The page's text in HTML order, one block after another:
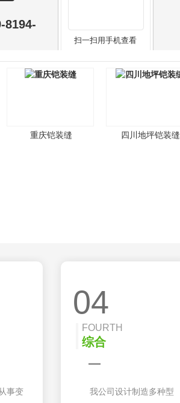
8194-
扫一扫用手机查看
重庆铠装缝 四川地坪铠装缝
事变
04
FOURTH
综合
我公司设计制造多种型